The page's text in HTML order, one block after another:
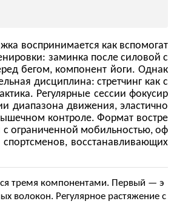
воспринимается как вспомогат
заминка после силовой с
бегом, компонент йоги. Однак
дисциплина: стретчинг как с
Регулярные сессии фокусир
диапазона движения, эластично
контроле. Формат востре
ограниченной мобильностью, оф
восстанавливающих
тремя компонентами. Первый — э
волокон. Регулярное растяжение с